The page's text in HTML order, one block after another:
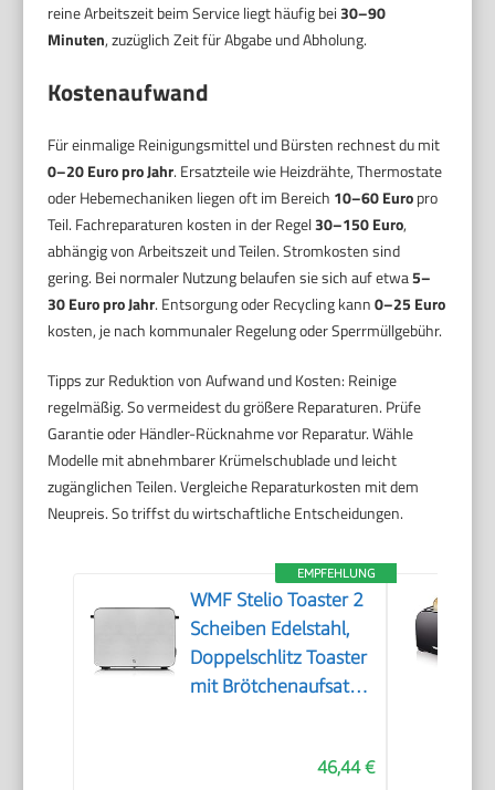
reine Arbeitszeit beim Service liegt häufig bei30–90
Minuten, zuzüglich Zeit für Abgabe und Abholung.
Kostenaufwand
Für einmalige Reinigungsmittel und Bürsten rechnest du mit
0–20 Euro pro Jahr. Ersatzteile wie Heizdrähte, Thermostate
oder Hebemechaniken liegen oft im Bereich 10–60 Europro
Teil. Fachreparaturen kosten in der Regel30–150 Euro,
abhängig von Arbeitszeit und Teilen. Stromkosten sind
gering. Bei normaler Nutzung belaufen sie sich auf etwa5–
30 Euro pro Jahr. Entsorgung oder Recycling kann0–25 Euro
kosten, je nach kommunaler Regelung oder Sperrmüllgebühr.
Tipps zur Reduktion von Aufwand und Kosten: Reinige
regelmäßig. So vermeidest du größere Reparaturen. Prüfe
Garantie oder Händler-Rücknahme vor Reparatur. Wähle
Modelle mit abnehmbarer Krümelschublade und leicht
zugänglichen Teilen. Vergleiche Reparaturkosten mit dem
Neupreis. So triffst du wirtschaftliche Entscheidungen.
EMPFEHLUNG
WMF Stelio Toaster 2
Scheiben Edelstahl,
Doppelschlitz Toaster
mit Brötchenaufsatz,
W, edelstahl matt46,44 €